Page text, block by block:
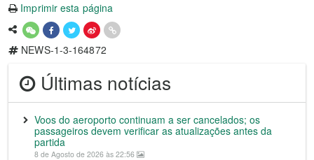
Imprimir esta página
NEWS-1-3-164872
Últimas notícias
Voos do aeroporto continuam a ser cancelados; os
passageiros devem verificar as atualizações antes da
partida
8 de Agosto de 2026 às 22:56